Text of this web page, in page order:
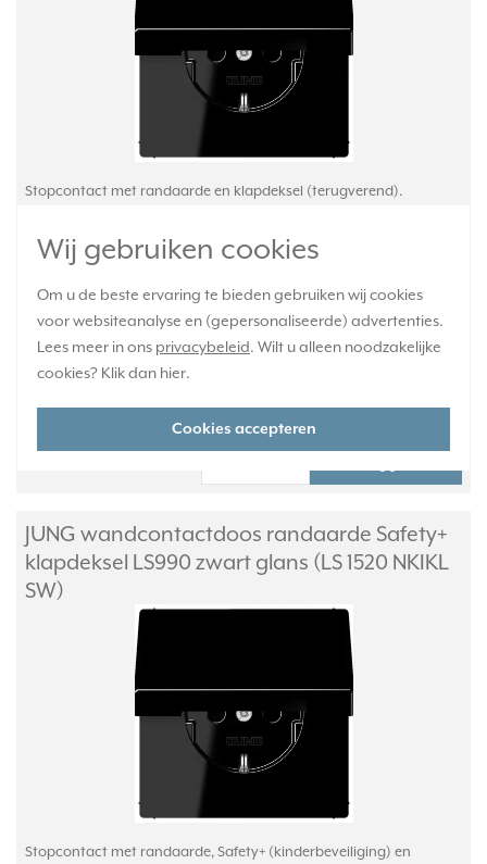
Wij gebruiken cookies
Om u de beste ervaring te bieden gebruiken wij cookies
voor websiteanalyse en (gepersonaliseerde) advertenties.
Lees meer in ons privacybeleid. Wilt u alleen noodzakelijke
cookies? Klik dan hier.
Cookies accepteren
Stopcontact met randaarde en klapdeksel (terugverend).
aansluiten met insteekklemmen. Gemaakt van Duroplast: zeer
krasvast en glanzend. Exclusief afdekraam. Serie: LS 990, kleur:
zwart.
Meer informatie »
Verwachte levertijd:
Voor maandag 21u besteld, dinsdag in huis*
Huidige voorraad:
21 stuk(s)
18,95
JUNG wandcontactdoos randaarde Safety+
klapdeksel LS990 zwart glans (LS 1520 NKIKL
SW)
Stopcontact met randaarde, Safety+ (kinderbeveiliging) en